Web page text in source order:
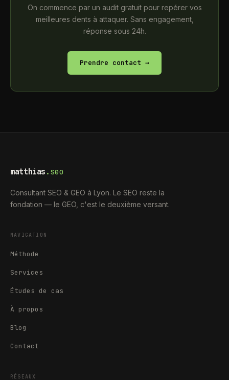
On commence par un audit gratuit pour repérer vos
meilleures dents à attaquer. Sans engagement,
réponse sous 24h.
Prendre contact →
matthias .seo
Consultant SEO & GEO à Lyon. Le SEO reste la
fondation — le GEO, c'est le deuxième versant.
NAVIGATION
Méthode
Services
Études de cas
À propos
Blog
Contact
RÉSEAUX